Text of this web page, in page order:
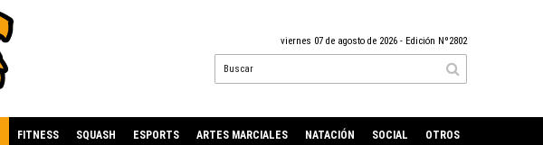
viernes 07 de agosto de 2026 - Edición Nº2802
FITNESS SQUASH ESPORTS ARTES MARCIALES NATACIÓN SOCIAL OTROS